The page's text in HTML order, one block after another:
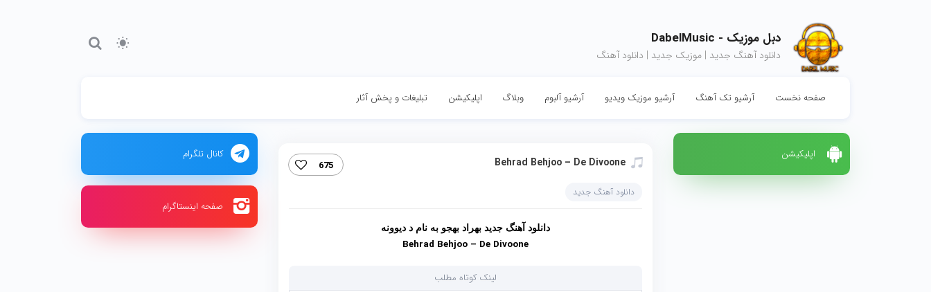
دبل موزیک - DabelMusic
دانلود آهنگ جدید | موزیک جدید | دانلود آهنگ
صفحه نخست آرشیو تک آهنگ آرشیو موزیک ویدیو آرشیو آلبوم وبلاگ اپلیکیشن تبلیغات و پخش آثار
اپلیکیشن
Behrad Behjoo – De Divoone‏
675
دانلود آهنگ جدید
دانلود آهنگ جدید بهراد بهجو به نام د دیوونه
Behrad Behjoo – De Divoone
لینک کوتاه مطلب
کانال تلگرام
صفحه اینستاگرام